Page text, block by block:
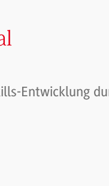
Entwicklung